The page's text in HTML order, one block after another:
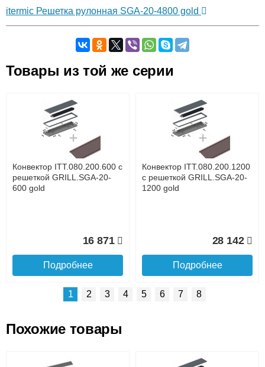
itermic Решетка рулонная SGA-20-4800 gold
Оставьте отзыв
Доставка сантехники по Москве и Московской области
Наличный расчёт
Банковской картой на сайте в режиме реального
времени
Банковской картой при получении товара как при
доставке, так и самовывозом
Интернет-деньгами (Yandex-деньги, Web-money,
Qiwi-кошельки и другие).
Безналичный расчёт (возможно и с НДС)
Товары из той же серии
Конвектор ITT.080.200.600 с
решеткой GRILL.SGA-20-
600 gold
16 871
Подробнее
Конвектор ITT.080.200.1200
с решеткой GRILL.SGA-20-
1200 gold
28 142
Подробнее
Конвектор ITT.080.200.1300 Конвектор ITT.080.200.1000
1 2 3 4 5 6 7 8
Похожие товары